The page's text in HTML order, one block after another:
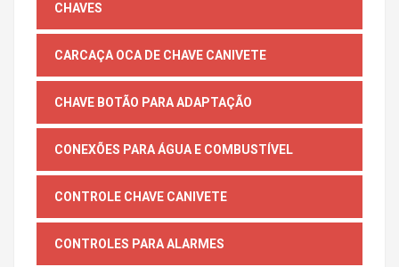
CHAVES
CARCAÇA OCA DE CHAVE CANIVETE
CHAVE BOTÃO PARA ADAPTAÇÃO
CONEXÕES PARA ÁGUA E COMBUSTÍVEL
CONTROLE CHAVE CANIVETE
CONTROLES PARA ALARMES